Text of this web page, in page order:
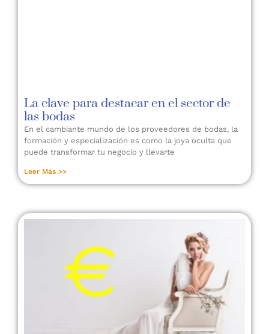
La clave para destacar en el sector de
las bodas
En el cambiante mundo de los proveedores de bodas, la
formación y especialización es como la joya oculta que
puede transformar tu negocio y llevarte
Leer Más >>